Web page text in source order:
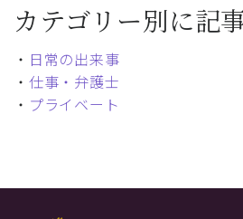
カテゴリー別に記
・ 日常の出来事
・ 仕事・弁護士
・ プライベート